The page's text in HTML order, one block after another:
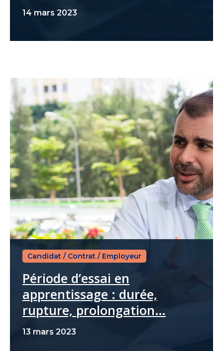
14 mars 2023
Candidat / Contrat / Employeur
Période d’essai en
apprentissage : durée,
rupture, prolongation…
13 mars 2023